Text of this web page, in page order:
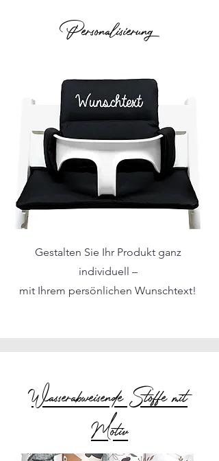
Personalisierung
Gestalten Sie Ihr Produkt ganz
individuell –
mit Ihrem persönlichen Wunschtext!
Wasserabweisende Stoffe mit
Motiv